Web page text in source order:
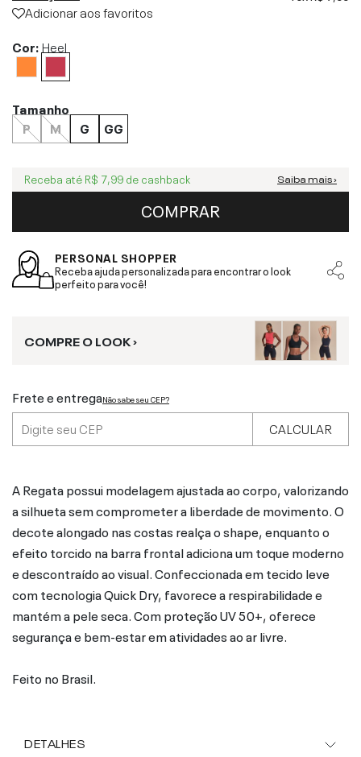
Adicionar aos favoritos
Cor:Heel
Tamanho
P
M G GG
Receba até R$ 7,99 de cashback Saiba mais ›
COMPRAR
PERSONAL SHOPPER
Receba ajuda personalizada para encontrar o look
perfeito para você!
COMPRE O LOOK ›
Frete e entregaNão sabe seu CEP?
CALCULAR
A Regata possui modelagem ajustada ao corpo, valorizando
a silhueta sem comprometer a liberdade de movimento. O
decote alongado nas costas realça o shape, enquanto o
efeito torcido na barra frontal adiciona um toque moderno
e descontraído ao visual. Confeccionada em tecido leve
com tecnologia Quick Dry, favorece a respirabilidade e
mantém a pele seca. Com proteção UV 50+, oferece
segurança e bem-estar em atividades ao ar livre.
Feito no Brasil.
DETALHES